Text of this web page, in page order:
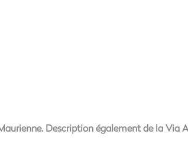
Description également de la Via